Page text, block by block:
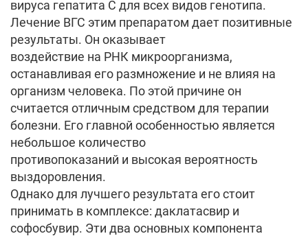
вируса гепатита С для всех видов генотипа.
Лечение ВГС этим препаратом дает позитивные
результаты. Он оказывает
воздействие на РНК микроорганизма,
останавливая его размножение и не влияя на
организм человека. По этой причине он
считается отличным средством для терапии
болезни. Его главной особенностью является
небольшое количество
противопоказаний и высокая вероятность
выздоровления.
Однако для лучшего результата его стоит
принимать в комплексе: даклатасвир и
софосбувир. Эти два основных компонента